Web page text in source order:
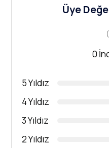
Üye
0
5 Yıldız
4 Yıldız
3 Yıldız
2 Yıldız